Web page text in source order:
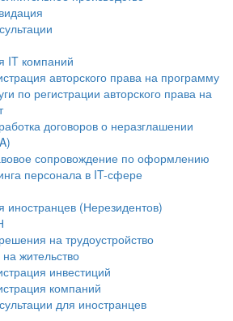
IT компаний
авторского права на программу
по регистрации авторского права на
договоров о неразглашении
сопровождение по оформлению
персонала в IT-сфере
иностранцев (Нерезидентов)
на трудоустройство
жительство
инвестиций
компаний
для иностранцев